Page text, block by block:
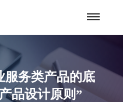
服务类产品的底
品设计原则”